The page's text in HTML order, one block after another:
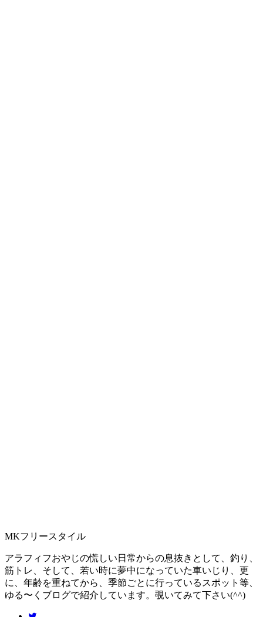
MKフリースタイル
アラフィフおやじの慌しい日常からの息抜きとして、釣り、
筋トレ、そして、若い時に夢中になっていた車いじり、更
に、年齢を重ねてから、季節ごとに行っているスポット等、
ゆる〜くブログで紹介しています。覗いてみて下さい(^^)